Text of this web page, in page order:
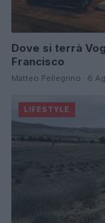
Dove si terrà
Francisco
Matteo Pellegrino · 6
LIFESTYLE